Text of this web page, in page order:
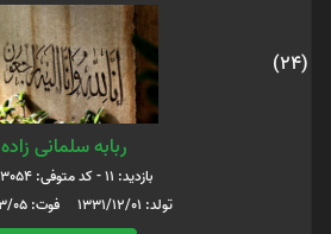
(24)
ربابه سلمانی زاده
بازدید: 11 - کد متوفی: 6293054
تولد: 1331/12/01 فوت: 1398/03/05